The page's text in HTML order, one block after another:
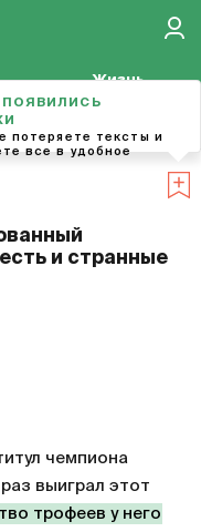
Жизнь
и странные
чемпиона
выиграл этот
трофеев у него
ПОЯВИЛИСЬ
потеряете тексты и
все в удобное